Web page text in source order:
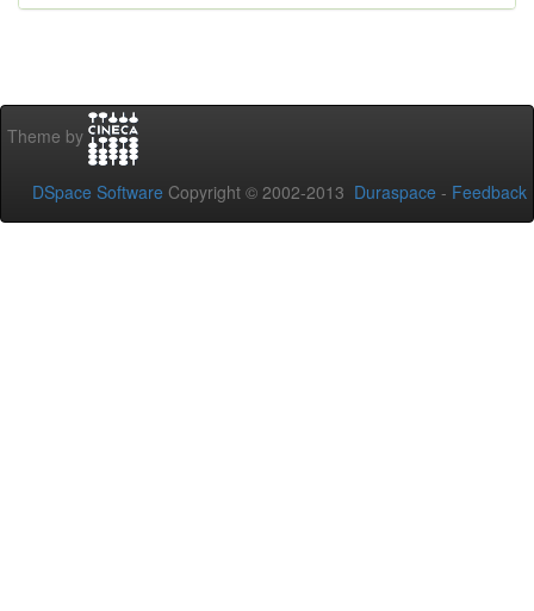
Theme by
DSpace Software Copyright © 2002-2013 Duraspace - Feedback